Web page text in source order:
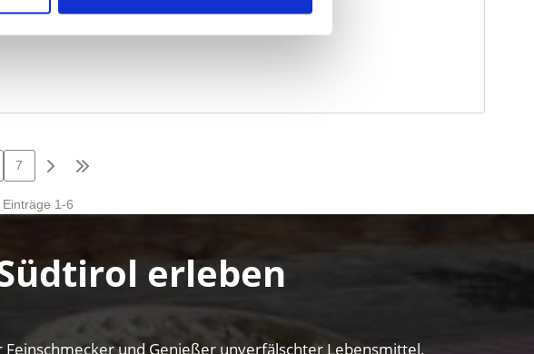
erleben
Feinschmecker und Genießer unverfälschter Lebensmittel.